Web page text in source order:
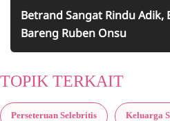
Betrand Sangat Rindu Adik,
Bareng Ruben Onsu
TOPIK TERKAIT
Perseteruan Selebritis Keluarga